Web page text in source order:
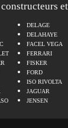
DELAGE
DELAHAYE
FACEL VEGA
FERRARI
FISKER
FORD
ISO RIVOLTA
JAGUAR
JENSEN